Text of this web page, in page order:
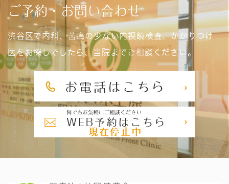
ご予約・お問い合わせ
渋谷区で内科、苦痛の少ない内視鏡検査、かかりつけ
医をお探しでしたら、当院までご相談ください。